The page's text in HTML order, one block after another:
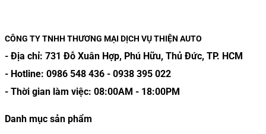
CÔNG TY TNHH THƯƠNG MẠI DỊCH VỤ THIỆN AUTO
- Địa chỉ: 731 Đỗ Xuân Hợp, Phú Hữu, Thủ Đức, TP. HCM
- Hotline: 0986 548 436 - 0938 395 022
- Thời gian làm việc: 08:00AM - 18:00PM
Danh mục sản phẩm